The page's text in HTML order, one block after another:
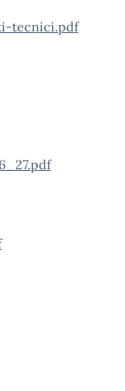
tecnici.pdf